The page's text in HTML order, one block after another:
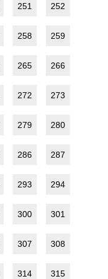
251 252
258 259
265 266
272 273
279 280
286 287
293 294
300 301
307 308
314 315